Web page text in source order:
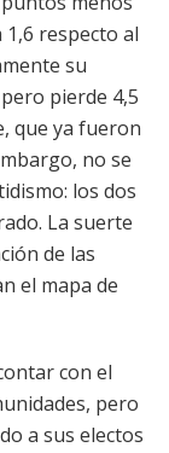
respecto al
su
pierde 4,5
que ya fueron
no se
los dos
La suerte
de las
el mapa de
con el
pero
a sus electos